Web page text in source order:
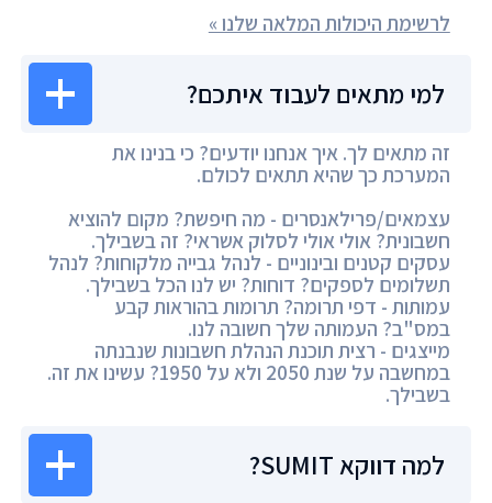
לרשימת היכולות המלאה שלנו »
למי מתאים לעבוד איתכם?
זה מתאים לך. איך אנחנו יודעים? כי בנינו את
המערכת כך שהיא תתאים לכולם.
עצמאים/פרילאנסרים - מה חיפשת? מקום להוציא
חשבונית? אולי אולי לסלוק אשראי? זה בשבילך.
עסקים קטנים ובינוניים - לנהל גבייה מלקוחות? לנהל
תשלומים לספקים? דוחות? יש לנו הכל בשבילך.
עמותות - דפי תרומה? תרומות בהוראות קבע
במס"ב? העמותה שלך חשובה לנו.
מייצגים - רצית תוכנת הנהלת חשבונות שנבנתה
במחשבה על שנת 2050 ולא על 1950? עשינו את זה.
בשבילך.
למה דווקא SUMIT?